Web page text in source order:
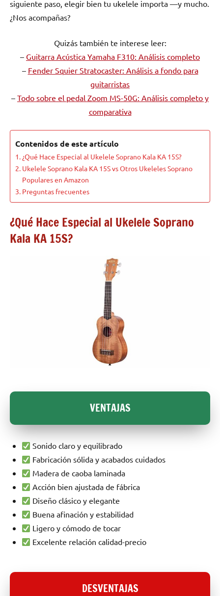
siguiente paso, elegir bien tu ukelele importa —y mucho.
¿Nos acompañas?
Quizás también te interese leer:
– Guitarra Acústica Yamaha F310: Análisis completo
– Fender Squier Stratocaster: Análisis a fondo para
guitarristas
– Todo sobre el pedal Zoom MS-50G: Análisis completo y
comparativa
Contenidos de este artículo
¿Qué Hace Especial al Ukelele Soprano Kala KA 15S?
Ukelele Soprano Kala KA 15S vs Otros Ukeleles Soprano
Populares en Amazon
Preguntas frecuentes
¿Qué Hace Especial al Ukelele Soprano
Kala KA 15S?
VENTAJAS
Sonido claro y equilibrado
Fabricación sólida y acabados cuidados
Madera de caoba laminada
Acción bien ajustada de fábrica
Diseño clásico y elegante
Buena afinación y estabilidad
Ligero y cómodo de tocar
Excelente relación calidad-precio
DESVENTAJAS